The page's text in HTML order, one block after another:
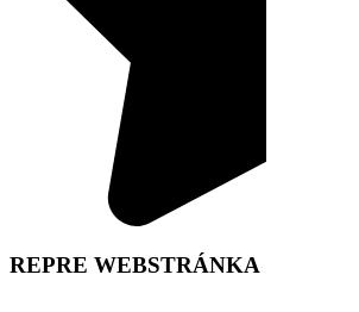
REPRE WEBSTRÁNKA